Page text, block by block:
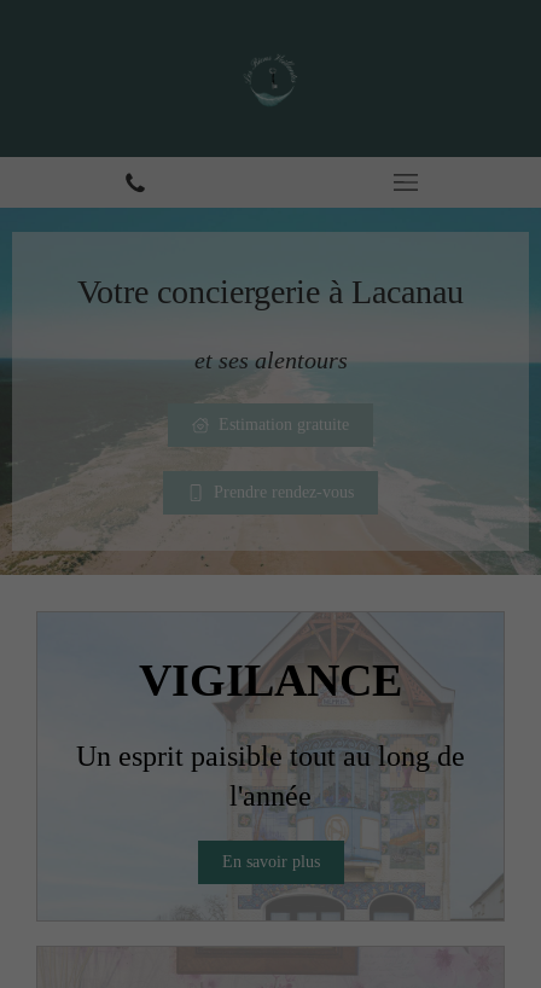
Votre conciergerie à Lacanau
et ses alentours
Estimation gratuite
Prendre rendez-vous
VIGILANCE
Un esprit paisible tout au long de
l'année
En savoir plus